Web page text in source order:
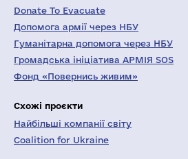
Donate To Evacuate
Допомога армії через НБУ
Гуманітарна допомога через НБУ
Громадська ініціатива АРМІЯ SOS
Фонд «Повернись живим»
Схожі проєкти
Найбільші компанії світу
Coalition for Ukraine